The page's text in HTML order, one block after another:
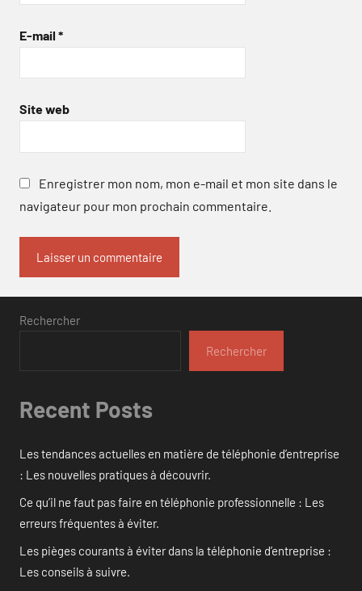
E-mail *
Site web
Enregistrer mon nom, mon e-mail et mon site dans le
navigateur pour mon prochain commentaire.
Rechercher
Rechercher
Recent Posts
Les tendances actuelles en matière de téléphonie d’entreprise
: Les nouvelles pratiques à découvrir.
Ce qu’il ne faut pas faire en téléphonie professionnelle : Les
erreurs fréquentes à éviter.
Les pièges courants à éviter dans la téléphonie d’entreprise :
Les conseils à suivre.